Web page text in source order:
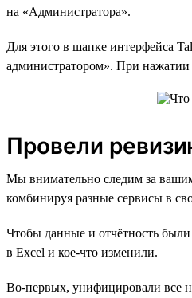
на «Администратора».
Для этого в шапке интерфейса
администратором». При нажатии
Провели
Мы внимательно следим за
комбинируя разные сервисы в
Чтобы данные и отчётность
в Excel и кое-что изменили.
Во-первых, унифицировали все